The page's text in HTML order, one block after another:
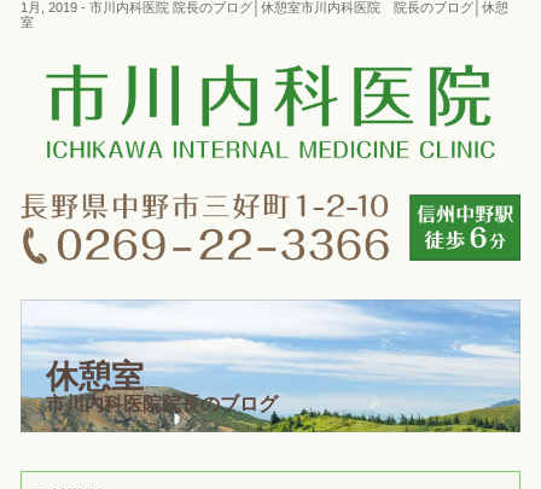
1月, 2019 - 市川内科医院 院長のブログ│休憩室市川内科医院 院長のブログ│休憩
室
休憩室
市川内科医院院長のブログ